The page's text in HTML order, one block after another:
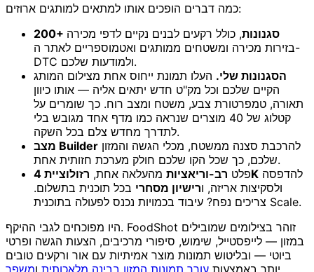
כמה דברים הופכים אותו למתאים למותגים ארוזים:
200+ סגנונות, כולל רקעים לבנים נקיים לדפי מכירה
בזירות מכירה ומשטחים ממותגים ואטמוספריים לאתר ה-
DTC ולמודעות שלכם.
הסגנונות שלי. העלו תמונת ייחוס אחת מצילום המותג
הקיים שלכם וכל מק"ט חדש יתאים אליה — אותו כיוון
תאורה, טמפרטורת צבע, משטח ומצב רוח. כך שומרים על
קטלוג של 40 מוצרים שנראה כמו מדף אחד מגובש בלי
לתדרך מחדש צלם בכל השקה.
מצב Builder
שלכם, כך שכל הקו שלכם חולק מערכת חזותית אחת.
פלט רב-וריאציות מהעלאה אחת, רזולוציית 4K
ולסקיצות אריזה, ורישיון מסחרי בכל תוכנית בתשלום.
צריכים נפח? עיבוד בכמויות נכנס לפעולה בתוכנית Scale.
היו מפוכחים לגבי ההיקף. FoodShot זוהר בצילומים שמובילים
במזון — לייפסטייל, שימוש, סיפורי מרכיבים, הצעות הגשה ופרטי
ביוטי — ובליטוש תמונות מוצר אמיתיות עם אור ורקעים טובים
יותר באמצעות עורך תמונות המזון בבינה מלאכותית ומשפר